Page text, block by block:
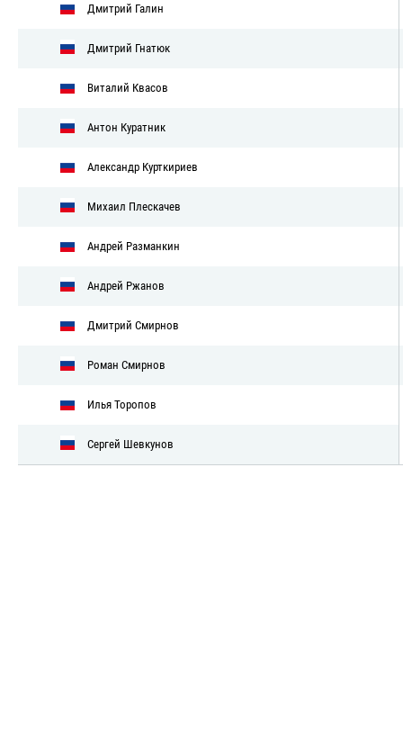
Дмитрий Галин
Дмитрий Гнатюк
Виталий Квасов
Антон Куратник
Александр Курткириев
Михаил Плескачев
Андрей Разманкин
Андрей Ржанов
Дмитрий Смирнов
Роман Смирнов
Илья Торопов
Сергей Шевкунов